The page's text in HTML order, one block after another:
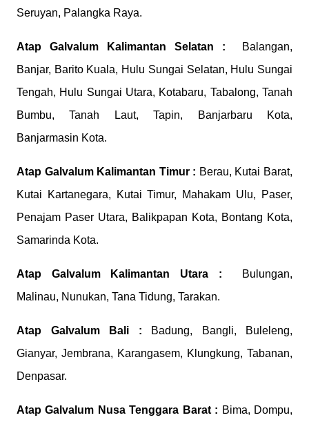
Seruyan, Palangka Raya.
Atap Galvalum Kalimantan Selatan :
Balangan,
Banjar, Barito Kuala, Hulu Sungai Selatan, Hulu Sungai
Tengah, Hulu Sungai Utara, Kotabaru, Tabalong, Tanah
Bumbu, Tanah Laut, Tapin, Banjarbaru Kota,
Banjarmasin Kota.
Atap Galvalum Kalimantan Timur : Berau, Kutai Barat,
Kutai Kartanegara, Kutai Timur, Mahakam Ulu, Paser,
Penajam Paser Utara, Balikpapan Kota, Bontang Kota,
Samarinda Kota.
Atap Galvalum Kalimantan Utara :
Bulungan,
Malinau, Nunukan, Tana Tidung, Tarakan.
Atap Galvalum Bali :
Badung, Bangli, Buleleng,
Gianyar, Jembrana, Karangasem, Klungkung, Tabanan,
Denpasar.
Atap Galvalum Nusa Tenggara Barat : Bima, Dompu,